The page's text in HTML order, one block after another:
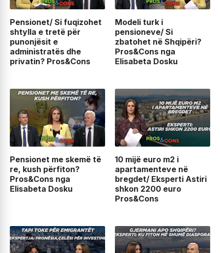
Pensionet/ Si fuqizohet
shtylla e tretë për
punonjësit e
administratës dhe
privatin? Pros&Cons
Modeli turk i
pensioneve/ Si
zbatohet në Shqipëri?
Pros&Cons nga
Elisabeta Dosku
Pensionet me skemë të
re, kush përfiton?
Pros&Cons nga
Elisabeta Dosku
10 mijë euro m2 i
apartamenteve në
bregdet/ Eksperti Astiri
shkon 2200 euro
Pros&Cons